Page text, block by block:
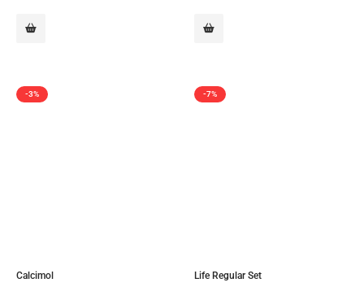
-3%
Calcimol
-7%
Life Regular Set